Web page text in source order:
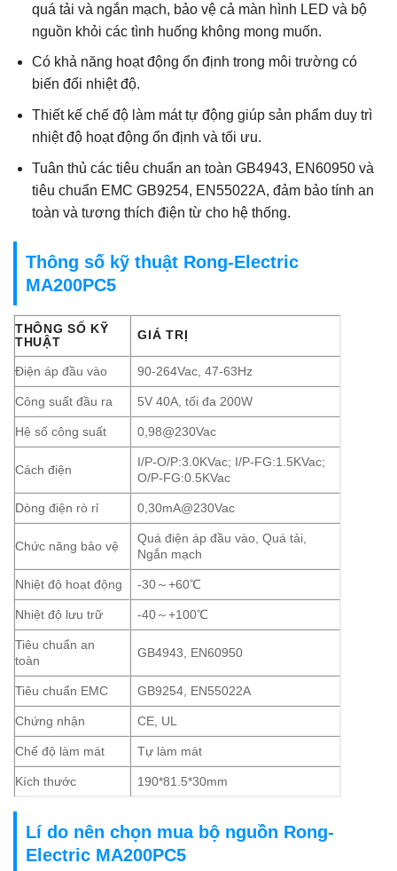
quá tải và ngắn mạch, bảo vệ cả màn hình LED và bộ
nguồn khỏi các tình huống không mong muốn.
Có khả năng hoạt động ổn định trong môi trường có
biến đổi nhiệt độ.
Thiết kế chế độ làm mát tự động giúp sản phẩm duy trì
nhiệt độ hoạt động ổn định và tối ưu.
Tuân thủ các tiêu chuẩn an toàn GB4943, EN60950 và
tiêu chuẩn EMC GB9254, EN55022A, đảm bảo tính an
toàn và tương thích điện từ cho hệ thống.
Thông số kỹ thuật Rong-Electric
MA200PC5
THÔNG SỐ KỸ
THUẬT
GIÁ TRỊ
Điện áp đầu vào 90-264Vac, 47-63Hz
Công suất đầu ra 5V 40A, tối đa 200W
Hệ số công suất 0,98@230Vac
Cách điện
I/P-O/P:3.0KVac; I/P-FG:1.5KVac;
O/P-FG:0.5KVac
Dòng điện rò rỉ 0,30mA@230Vac
Chức năng bảo vệ
Quá điện áp đầu vào, Quá tải,
Ngắn mạch
Nhiệt độ hoạt động -30～+60℃
Nhiệt độ lưu trữ -40～+100℃
Tiêu chuẩn an
toàn
GB4943, EN60950
Tiêu chuẩn EMC GB9254, EN55022A
Chứng nhận CE, UL
Chế độ làm mát Tự làm mát
Kích thước 190*81.5*30mm
Lí do nên chọn mua bộ nguồn Rong-
Electric MA200PC5